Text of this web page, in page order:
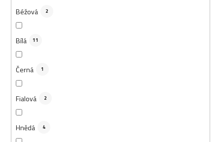
Béžová 2
Bílá 11
Černá 1
Fialová 2
Hnědá 4